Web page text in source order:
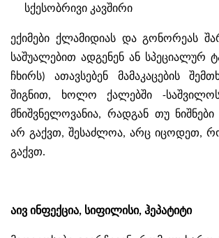
სქესობრივი კავშირი
ექიმები ქლამიდიას და გონორეას
საშუალებით ადგენენ ან სპეციალურ
ჩხირს) ათავსებენ მამაკაცების
შიგნით, ხოლო ქალებში -
მნიშვნელოვანია, რადგან თუ
არ გაქვთ, შესაძლოა, არც იცოდეთ,
გაქვთ.
აივ ინფექცია, სიფილისი, ჰეპატიტი